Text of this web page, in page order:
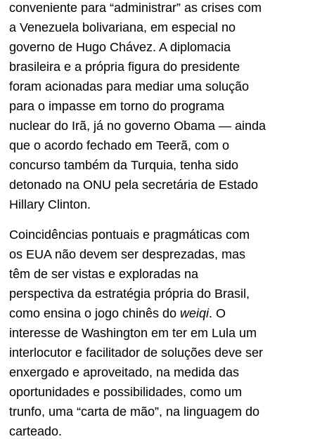
conveniente para “administrar” as crises com
a Venezuela bolivariana, em especial no
governo de Hugo Chávez. A diplomacia
brasileira e a própria figura do presidente
foram acionadas para mediar uma solução
para o impasse em torno do programa
nuclear do Irã, já no governo Obama — ainda
que o acordo fechado em Teerã, com o
concurso também da Turquia, tenha sido
detonado na ONU pela secretária de Estado
Hillary Clinton.
Coincidências pontuais e pragmáticas com
os EUA não devem ser desprezadas, mas
têm de ser vistas e exploradas na
perspectiva da estratégia própria do Brasil,
como ensina o jogo chinês do weiqi. O
interesse de Washington em ter em Lula um
interlocutor e facilitador de soluções deve ser
enxergado e aproveitado, na medida das
oportunidades e possibilidades, como um
trunfo, uma “carta de mão”, na linguagem do
carteado.